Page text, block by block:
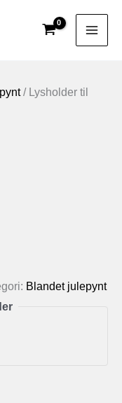
/ Lysholder til
Blandet julepynt